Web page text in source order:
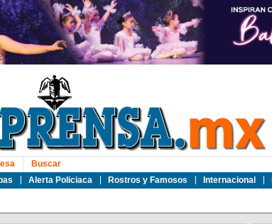
Alerta Policiaca Rostros y Famosos Internacional
Buscar